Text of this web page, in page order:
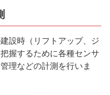
設時（リフトアップ、ジ
握するために各種センサ
理などの計測を行いま